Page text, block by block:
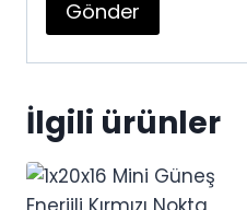
İlgili ürünler